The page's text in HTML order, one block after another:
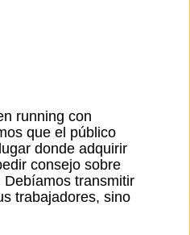
running con
que el público
donde adquirir
consejo sobre
transmitir
trabajadores, sino